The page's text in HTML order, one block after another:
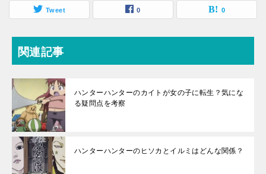
Tweet 0 0
関連記事
ハンターハンターのカイトが女の子に転生？気にな
る疑問点を考察
ハンターハンターのヒソカとイルミはどんな関係？